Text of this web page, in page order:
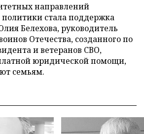
направлений
политики стала поддержка
Белехова, руководитель
Отечества, созданного по
и ветеранов СВО,
юридической помощи,
семьям.